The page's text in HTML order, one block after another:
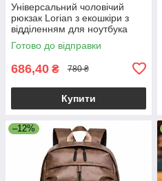
Універсальний чоловічий
рюкзак Lorian з екошкіри з
відділенням для ноутбука
водонепроникний чорний LR
4328 BK
Готово до відправки
686,40 ₴ 780 ₴
Купити
–12%